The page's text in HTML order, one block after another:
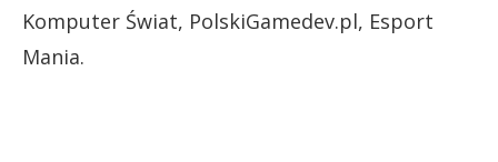
Komputer Świat, PolskiGamedev.pl, Esport
Mania.